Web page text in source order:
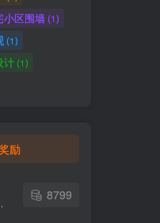
小区围墙(1)
(1)
计(1)
励
学习的优质网络资源发布平台。
8799